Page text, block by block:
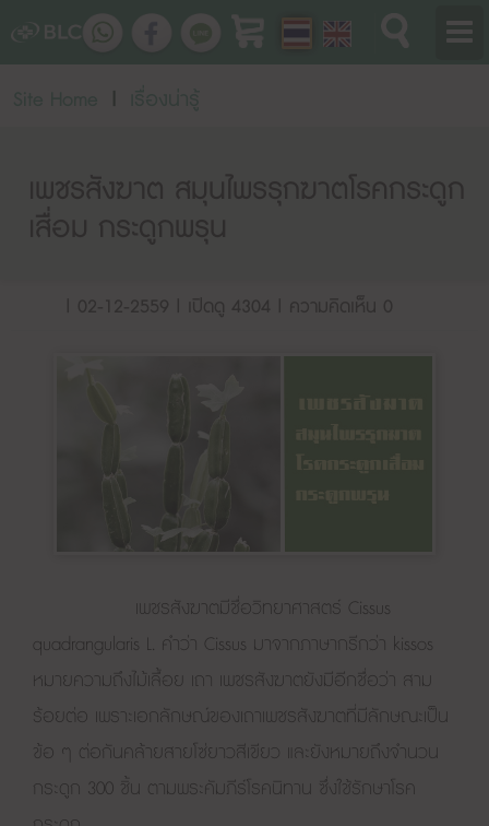
|
เพชรสังฆาตมีชื่อวิทยาศาสตร์ Cissus
quadrangularis L. คำว่า Cissus มาจากภาษากรีกว่า kissos
หมายความถึงไม้เลื้อย เถา เพชรสังฆาตยังมีอีกชื่อว่า สาม
ร้อยต่อ เพราะเอกลักษณ์ของเถาเพชรสังฆาตที่มีลักษณะเป็น
ข้อ ๆ ต่อกันคล้ายสายโซ่ยาวสีเขียว และยังหมายถึงจำนวน
กระดูก 300 ชิ้น ตามพระคัมภีร์โรคนิทาน ซึ่งใช้รักษาโรค